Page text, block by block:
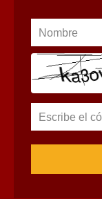
Nombre
Escribe el